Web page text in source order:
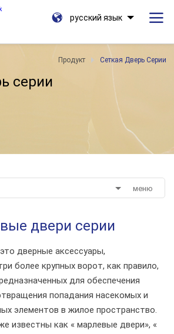
русский язык
Продукт Сеткая Дверь Серии
серии
меню
двери серии
дверные аксессуары,
более крупных ворот, как правило,
для обеспечения
попадания насекомых и
элементов в жилое пространство.
известны как « марлевые двери», «